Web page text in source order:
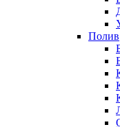
Полив